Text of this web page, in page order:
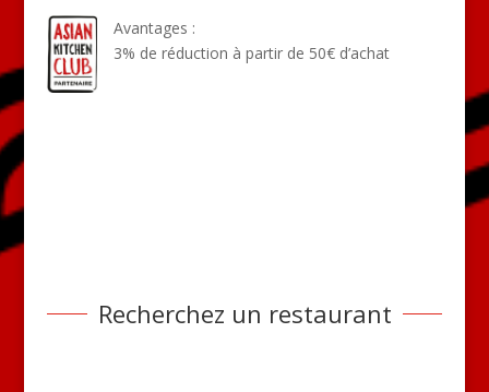
Avantages :
3% de réduction à partir de 50€ d’achat
Recherchez un restaurant